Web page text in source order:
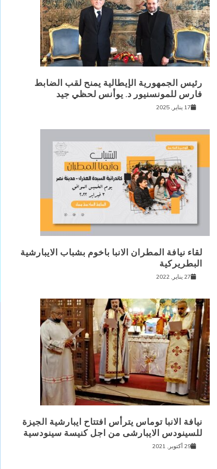
رئيس الجمهورية الإيطالية يمنح لقب الضابط
فارس للمونسنيور د. يوأنس لحظي جيد
17 يناير, 2025
لقاء نيافة المطران الانبا باخوم بشباب الايبارشية
البطريركية
27 يناير, 2022
نيافة الانبا توماس يترأس افتتاح ايبارشية الجيزة
للسينودس الايبارشى من اجل كنيسة سينودسية
29 أكتوبر, 2021